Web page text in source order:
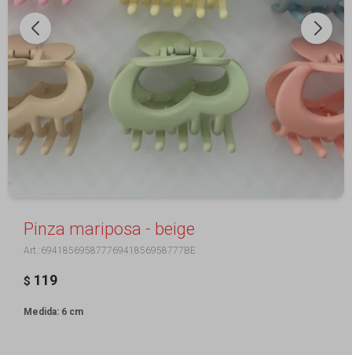
Pinza mariposa - beige
69418569587776941856958777BE
$ 119
Medida: 6 cm